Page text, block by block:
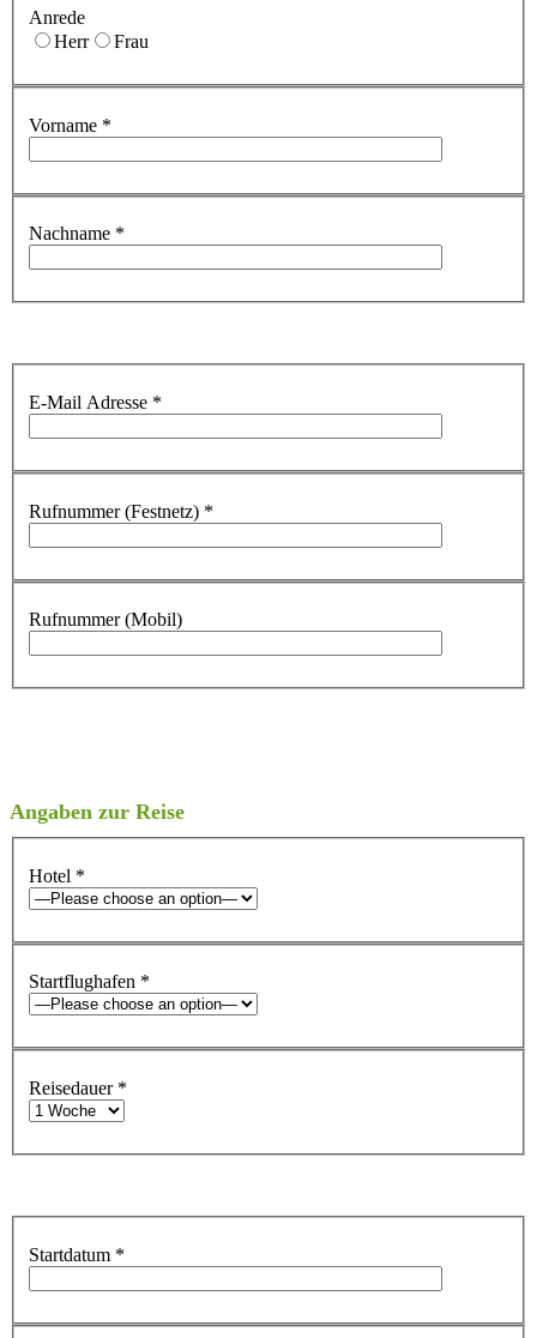
Anrede
Herr
Frau
Vorname *
Nachname *
E-Mail Adresse *
Rufnummer (Festnetz) *
Rufnummer (Mobil)
Angaben zur Reise
Hotel *
Startflughafen *
Reisedauer *
Startdatum *